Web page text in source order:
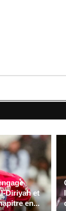
Diriyah et
en...